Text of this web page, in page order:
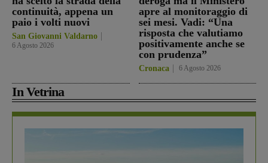
continuità, appena un
paio i volti nuovi
San Giovanni Valdarno
6 Agosto 2026
apre al monitoraggio di
sei mesi. Vadi: “Una
risposta che valutiamo
positivamente anche se
con prudenza”
Cronaca 6 Agosto 2026
In Vetrina